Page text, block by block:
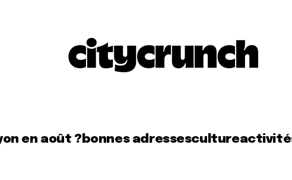
en août ?bonnes adressesculture